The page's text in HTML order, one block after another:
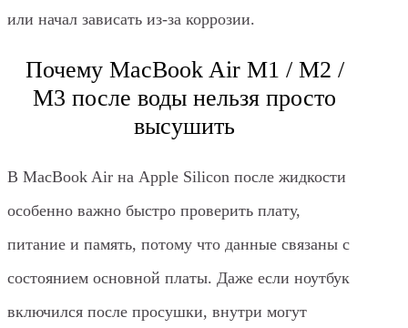
или начал зависать из-за коррозии.
Почему MacBook Air M1 / M2 /
M3 после воды нельзя просто
высушить
В MacBook Air на Apple Silicon после жидкости
особенно важно быстро проверить плату,
питание и память, потому что данные связаны с
состоянием основной платы. Даже если ноутбук
включился после просушки, внутри могут